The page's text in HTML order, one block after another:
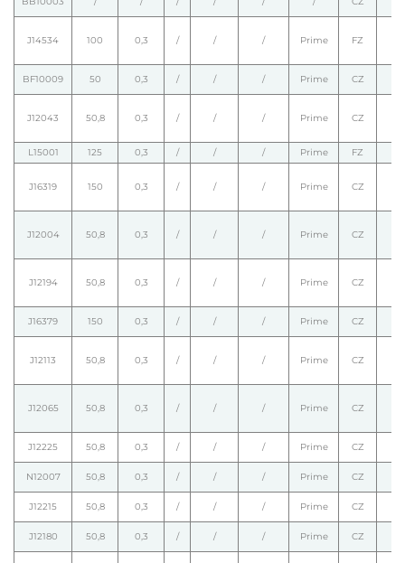
J14534 100 0,3 / / / Prime FZ
BF10009 50 0,3 / / / Prime CZ
J12043 50,8 0,3 / / / Prime CZ
L15001 125 0,3 / / / Prime FZ
J16319 150 0,3 / / / Prime CZ
J12004 50,8 0,3 / / / Prime CZ
J12194 50,8 0,3 / / / Prime CZ
J16379 150 0,3 / / / Prime CZ
J12113 50,8 0,3 / / / Prime CZ
J12065 50,8 0,3 / / / Prime CZ
J12225 50,8 0,3 / / / Prime CZ
N12007 50,8 0,3 / / / Prime CZ
J12215 50,8 0,3 / / / Prime CZ
J12180 50,8 0,3 / / / Prime CZ